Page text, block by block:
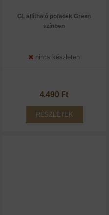
GL állítható pofadék Green
színben
nincs készleten
4.490 Ft
RÉSZLETEK